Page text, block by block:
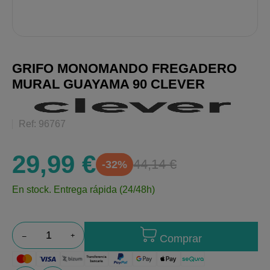
GRIFO MONOMANDO FREGADERO
MURAL GUAYAMA 90 CLEVER
Ref: 96767
29,99 € -32% 44,14 €
En stock. Entrega rápida (24/48h)
Comprar